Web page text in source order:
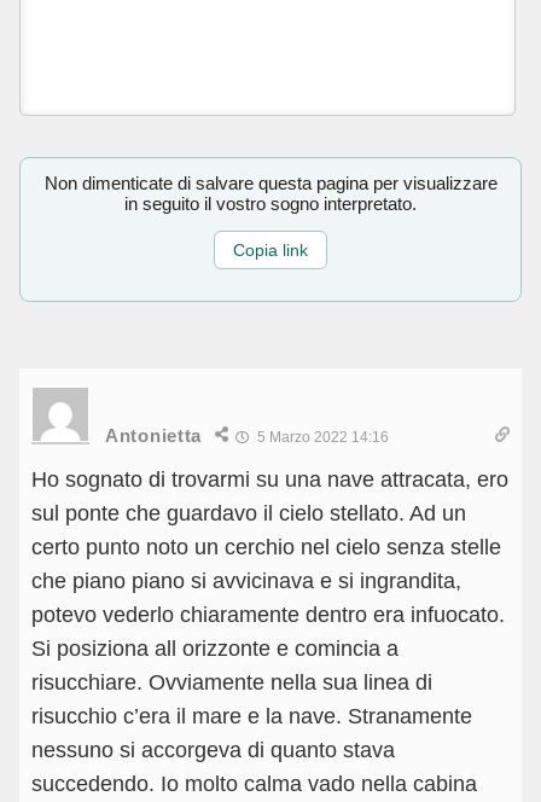
Non dimenticate di salvare questa pagina per visualizzare
in seguito il vostro sogno interpretato.
Copia link
Antonietta 5 Marzo 2022 14:16
Ho sognato di trovarmi su una nave attracata, ero
sul ponte che guardavo il cielo stellato. Ad un
certo punto noto un cerchio nel cielo senza stelle
che piano piano si avvicinava e si ingrandita,
potevo vederlo chiaramente dentro era infuocato.
Si posiziona all orizzonte e comincia a
risucchiare. Ovviamente nella sua linea di
risucchio c’era il mare e la nave. Stranamente
nessuno si accorgeva di quanto stava
succedendo. Io molto calma vado nella cabina